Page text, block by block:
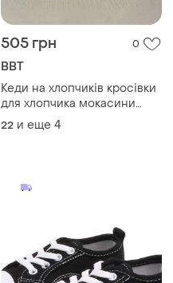
505 грн 0
BBT
Кеди на хлопчиків кросівки
для хлопчика мокасини
сліпони дитяче взуття
дитячі весінні кеди на
22 и еще 4